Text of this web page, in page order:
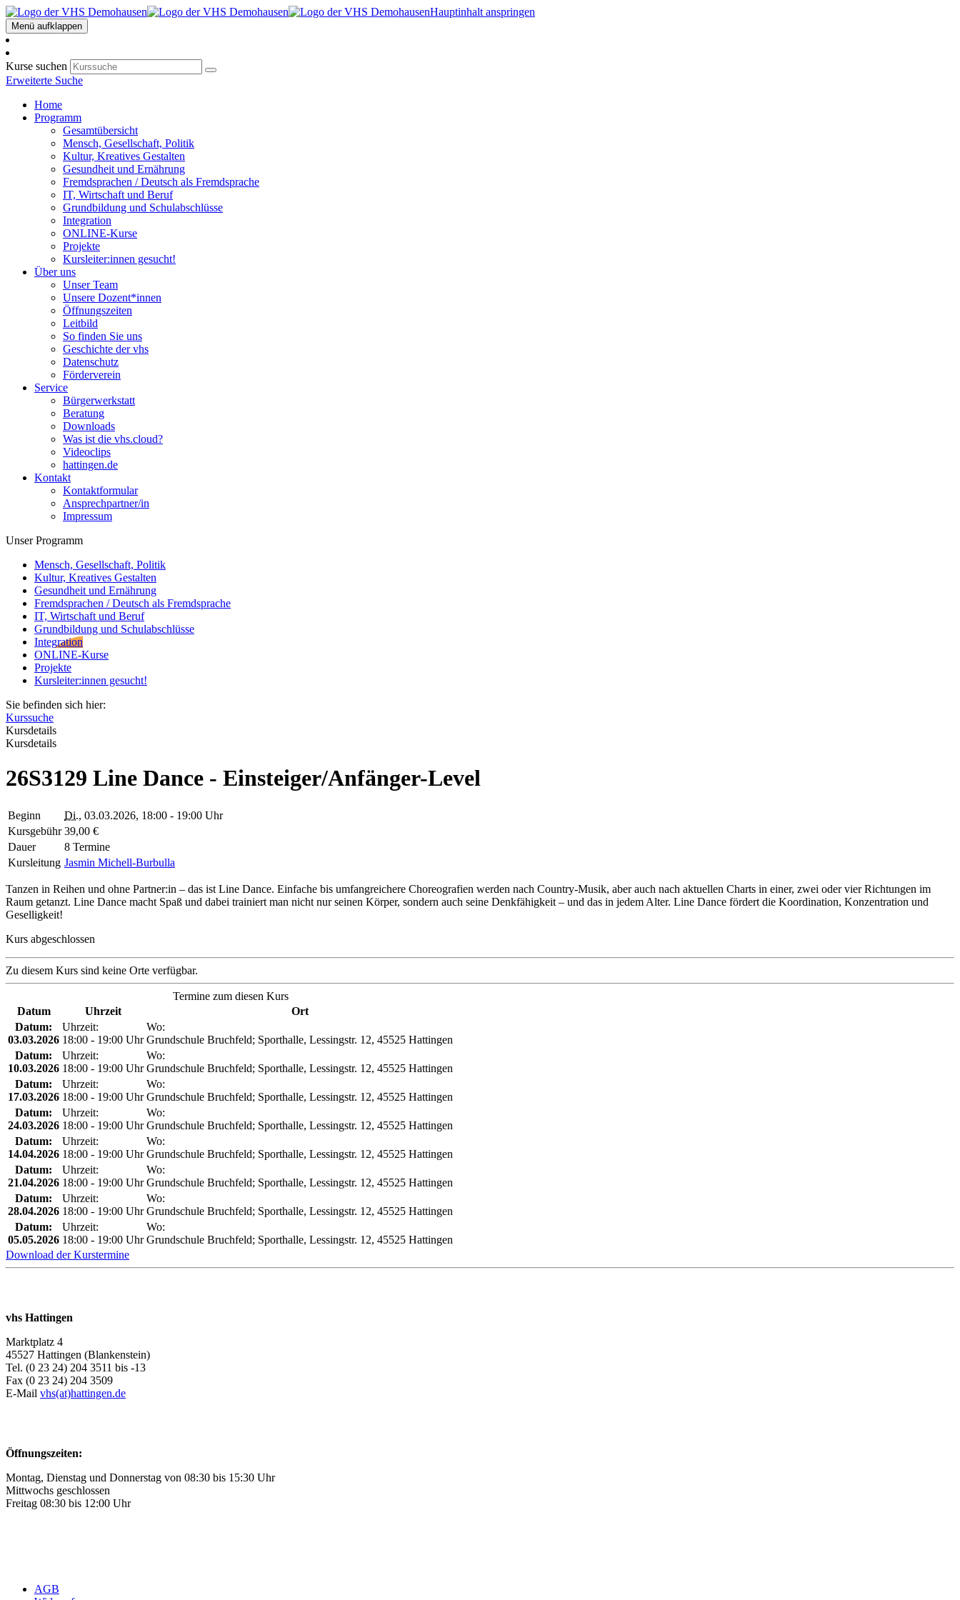
Hauptinhalt anspringen
Menü aufklappen
Kurse suchen
Erweiterte Suche
Home
Programm
Gesamtübersicht
Mensch, Gesellschaft, Politik
Kultur, Kreatives Gestalten
Gesundheit und Ernährung
Fremdsprachen / Deutsch als Fremdsprache
IT, Wirtschaft und Beruf
Grundbildung und Schulabschlüsse
Integration
ONLINE-Kurse
Projekte
Kursleiter:innen gesucht!
Über uns
Unser Team
Unsere Dozent*innen
Öffnungszeiten
Leitbild
So finden Sie uns
Geschichte der vhs
Datenschutz
Förderverein
Service
Bürgerwerkstatt
Beratung
Downloads
Was ist die vhs.cloud?
Videoclips
hattingen.de
Kontakt
Kontaktformular
Ansprechpartner/in
Impressum
Unser Programm
Mensch, Gesellschaft, Politik
Kultur, Kreatives Gestalten
Gesundheit und Ernährung
Fremdsprachen / Deutsch als Fremdsprache
IT, Wirtschaft und Beruf
Grundbildung und Schulabschlüsse
Integration
ONLINE-Kurse
Projekte
Kursleiter:innen gesucht!
Sie befinden sich hier:
Kurssuche
Kursdetails
Kursdetails
26S3129 Line Dance - Einsteiger/Anfänger-Level
Beginn Di., 03.03.2026, 18:00 - 19:00 Uhr
Kursgebühr 39,00 €
Dauer
8 Termine
Kursleitung Jasmin Michell-Burbulla
Tanzen in Reihen und ohne Partner:in – das ist Line Dance. Einfache bis umfangreichere Choreografien werden nach Country-Musik, aber auch nach aktuellen Charts in einer, zwei oder vier Richtungen im
Raum getanzt. Line Dance macht Spaß und dabei trainiert man nicht nur seinen Körper, sondern auch seine Denkfähigkeit – und das in jedem Alter. Line Dance fördert die Koordination, Konzentration und
Geselligkeit!
Kurs abgeschlossen
Zu diesem Kurs sind keine Orte verfügbar.
Termine zum diesen Kurs
Datum
Uhrzeit
Ort
Datum:
03.03.2026
Uhrzeit:
18:00 - 19:00 Uhr
Wo:
Grundschule Bruchfeld; Sporthalle, Lessingstr. 12, 45525 Hattingen
Datum:
10.03.2026
Uhrzeit:
18:00 - 19:00 Uhr
Wo:
Grundschule Bruchfeld; Sporthalle, Lessingstr. 12, 45525 Hattingen
Datum:
17.03.2026
Uhrzeit:
18:00 - 19:00 Uhr
Wo:
Grundschule Bruchfeld; Sporthalle, Lessingstr. 12, 45525 Hattingen
Datum:
24.03.2026
Uhrzeit:
18:00 - 19:00 Uhr
Wo:
Grundschule Bruchfeld; Sporthalle, Lessingstr. 12, 45525 Hattingen
Datum:
14.04.2026
Uhrzeit:
18:00 - 19:00 Uhr
Wo:
Grundschule Bruchfeld; Sporthalle, Lessingstr. 12, 45525 Hattingen
Datum:
21.04.2026
Uhrzeit:
18:00 - 19:00 Uhr
Wo:
Grundschule Bruchfeld; Sporthalle, Lessingstr. 12, 45525 Hattingen
Datum:
28.04.2026
Uhrzeit:
18:00 - 19:00 Uhr
Wo:
Grundschule Bruchfeld; Sporthalle, Lessingstr. 12, 45525 Hattingen
Datum:
05.05.2026
Uhrzeit:
18:00 - 19:00 Uhr
Wo:
Grundschule Bruchfeld; Sporthalle, Lessingstr. 12, 45525 Hattingen
Download der Kurstermine
vhs Hattingen
Marktplatz 4
45527 Hattingen (Blankenstein)
Tel. (0 23 24) 204 3511 bis -13
Fax (0 23 24) 204 3509
E-Mail vhs(at)hattingen.de
Öffnungszeiten:
Montag, Dienstag und Donnerstag von 08:30 bis 15:30 Uhr
Mittwochs geschlossen
Freitag 08:30 bis 12:00 Uhr
AGB